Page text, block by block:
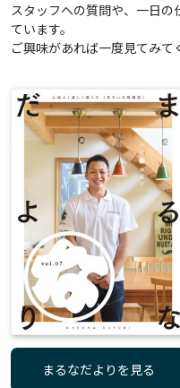
スタッフへの質問や、一日
ています。
ご興味があれば一度見てみて
まるなだよりを見る